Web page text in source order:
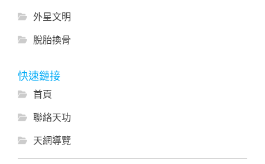
外星文明
脫胎換骨
快速鏈接
首頁
聯絡天功
天網導覽